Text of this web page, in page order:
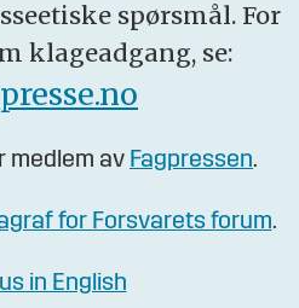
spørsmål. For
klageadgang, se:
medlem av Fagpressen.
for Forsvarets forum.
in English